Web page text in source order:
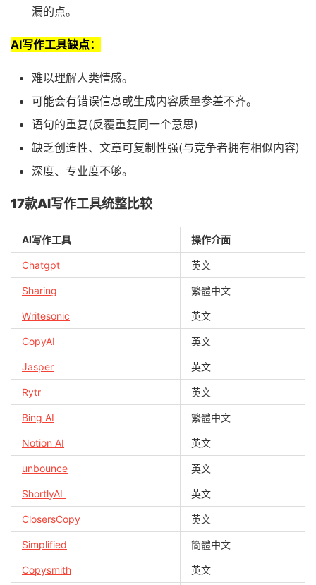
漏的点。
AI写作工具缺点：
难以理解人类情感。
可能会有错误信息或生成内容质量参差不齐。
语句的重复(反覆重复同一个意思)
缺乏创造性、文章可复制性强(与竞争者拥有相似内容)
深度、专业度不够。
17款AI写作工具统整比较
AI写作工具 操作介面
Chatgpt 英文
Sharing 繁體中文
Writesonic 英文
CopyAI 英文
Jasper 英文
Rytr 英文
Bing AI 繁體中文
Notion AI 英文
unbounce 英文
ShortlyAI 英文
ClosersCopy 英文
Simplified 簡體中文
Copysmith 英文